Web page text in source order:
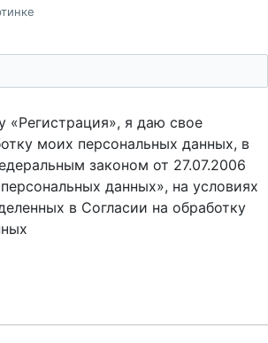
«Регистрация», я даю свое
моих персональных данных, в
законом от 27.07.2006
данных», на условиях
в Согласии на обработку